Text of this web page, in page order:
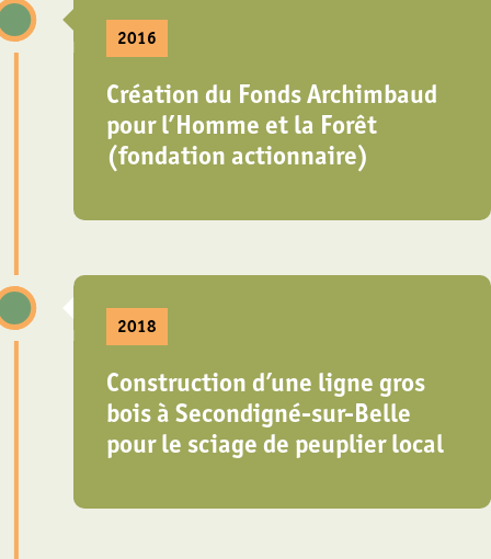
2016
Création du Fonds Archimbaud
pour l’Homme et la Forêt
(fondation actionnaire)
2018
Construction d’une ligne gros
bois à Secondigné-sur-Belle
pour le sciage de peuplier local